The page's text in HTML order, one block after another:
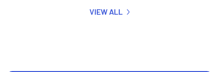
VIEW ALL